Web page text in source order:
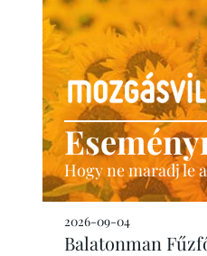
Hogy ne maradj le
2026-09-04
Balatonman